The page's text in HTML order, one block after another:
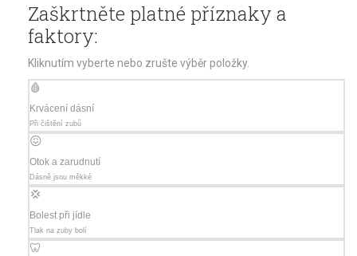
Zaškrtněte platné příznaky a
faktory:
Kliknutím vyberte nebo zrušte výběr položky.
🩸
Krvácení dásní
Při čištění zubů
😖
Otok a zarudnutí
Dásně jsou měkké
💢
Bolest při jídle
Tlak na zuby bolí
🦷